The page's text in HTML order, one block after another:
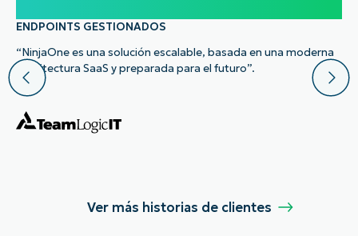
ENDPOINTS GESTIONADOS
“NinjaOne es una solución escalable, basada en una moderna
arquitectura SaaS y preparada para el futuro”.
Ver más historias de clientes